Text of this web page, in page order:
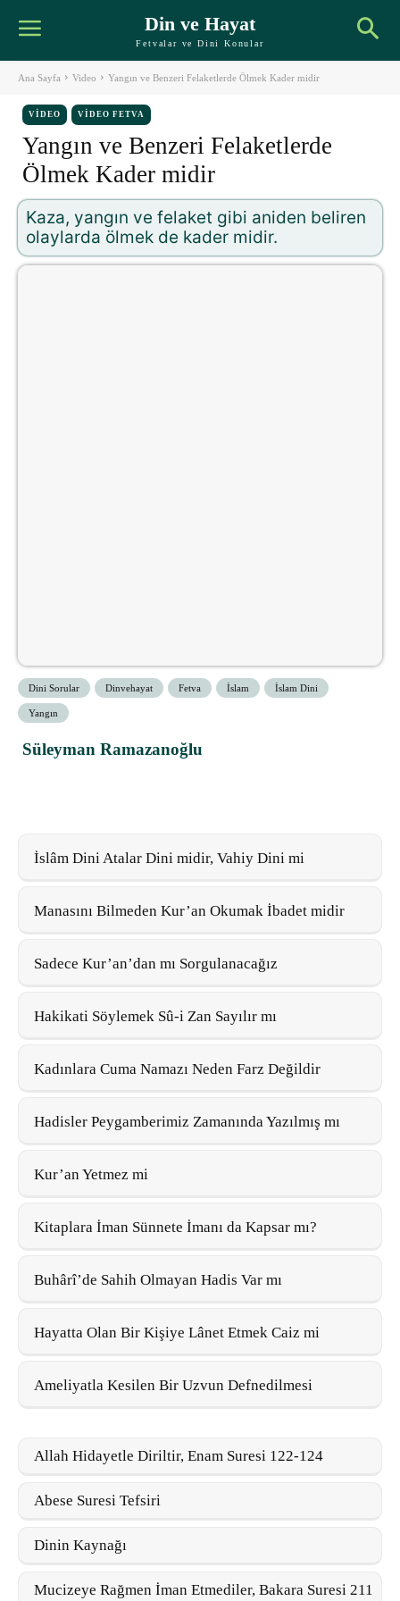
Din ve Hayat
Fetvalar ve Dini Konular
Ana Sayfa Video Yangın ve Benzeri Felaketlerde Ölmek Kader midir
VIDEO VIDEO FETVA
Yangın ve Benzeri Felaketlerde
Ölmek Kader midir
Kaza, yangın ve felaket gibi aniden beliren
olaylarda ölmek de kader midir.
Dini Sorular Dinvehayat Fetva İslam İslam Dini
Yangın
Süleyman Ramazanoğlu
İslâm Dini Atalar Dini midir, Vahiy Dini mi
Manasını Bilmeden Kur’an Okumak İbadet midir
Sadece Kur’an’dan mı Sorgulanacağız
Hakikati Söylemek Sû-i Zan Sayılır mı
Kadınlara Cuma Namazı Neden Farz Değildir
Hadisler Peygamberimiz Zamanında Yazılmış mı
Kur’an Yetmez mi
Kitaplara İman Sünnete İmanı da Kapsar mı?
Buhârî’de Sahih Olmayan Hadis Var mı
Hayatta Olan Bir Kişiye Lânet Etmek Caiz mi
Ameliyatla Kesilen Bir Uzvun Defnedilmesi
Allah Hidayetle Diriltir, Enam Suresi 122-124
Abese Suresi Tefsiri
Dinin Kaynağı
Mucizeye Rağmen İman Etmediler, Bakara Suresi 211